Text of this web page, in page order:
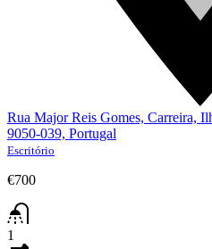
Rua Major Reis Gomes, Carreira,
9050-039, Portugal
Escritório
€700
1